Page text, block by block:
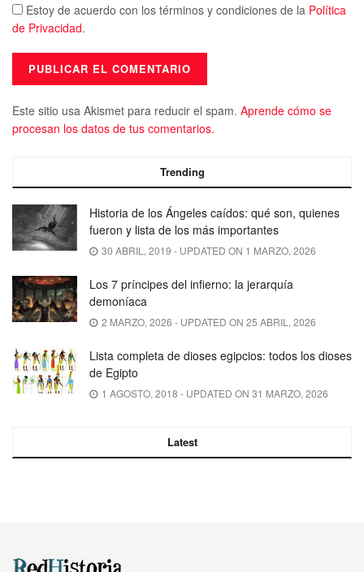
Estoy de acuerdo con los términos y condiciones de la Política
de Privacidad.
Este sitio usa Akismet para reducir el spam. Aprende cómo se
procesan los datos de tus comentarios.
Trending
Historia de los Ángeles caídos: qué son, quienes
fueron y lista de los más importantes
30 ABRIL, 2019 - UPDATED ON 1 MARZO, 2026
Los 7 príncipes del infierno: la jerarquía
demoníaca
2 MARZO, 2026 - UPDATED ON 25 ABRIL, 2026
Lista completa de dioses egipcios: todos los dioses
de Egipto
1 AGOSTO, 2018 - UPDATED ON 31 MARZO, 2026
Latest